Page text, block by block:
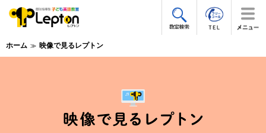
ホーム 映像で見るレプトン